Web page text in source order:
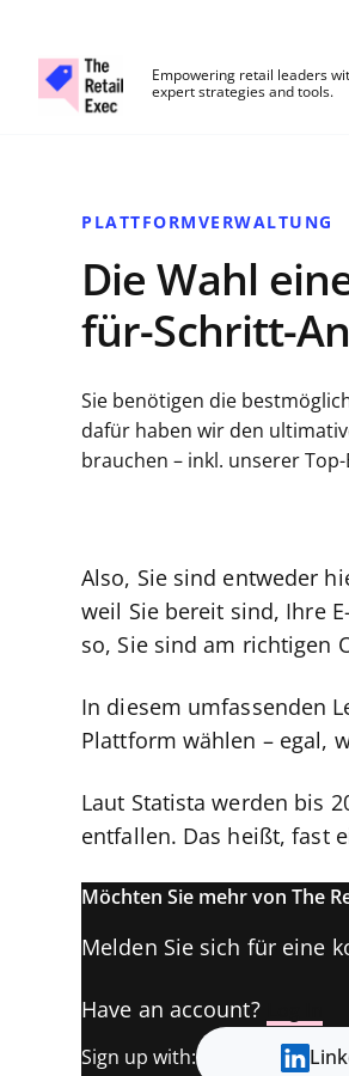
Empowering retail leaders
expert strategies and tools.
PLATTFORMVERWALTUNG
Die Wahl
für-Schritt-
Sie benötigen die
dafür haben wir den
brauchen – inkl. unserer
Also, Sie sind entweder
weil Sie bereit sind, Ihre
so, Sie sind am richtigen
In diesem umfassenden
Plattform wählen – egal,
Laut Statista werden bis
entfallen. Das heißt, fast
Möchten Sie mehr von The
Melden Sie sich für eine
Have an account?
Sign up with: